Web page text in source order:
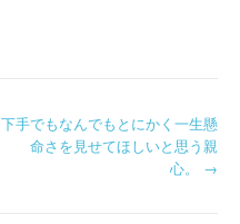
下手でもなんでもとにかく一生懸
命さを見せてほしいと思う親
心。 →